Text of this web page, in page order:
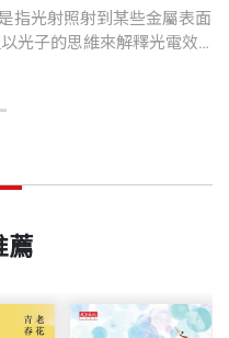
作，也不僅僅是專業，
去激發學生，讓他們發
：學物理應該是很有趣
一定是有趣的事。《觀
仰底下的產物之一。
指光射照射到某些金屬表面
光子的思維來解釋光電效
程是整個接收，或者是完
應可應用於電眼、攝影師
薦